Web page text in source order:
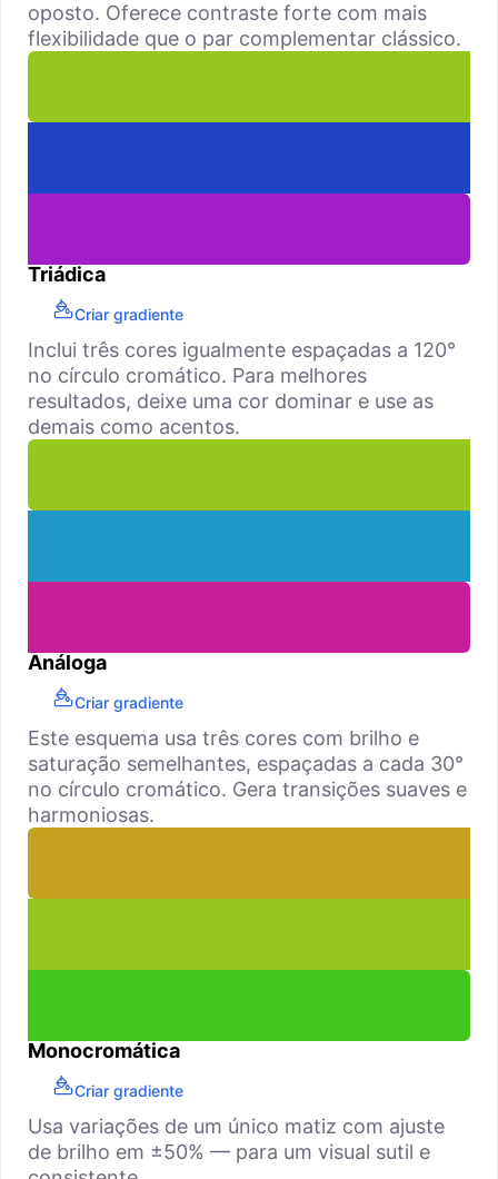
oposto. Oferece contraste forte com mais
flexibilidade que o par complementar clássico.
Triádica
Criar gradiente
Inclui três cores igualmente espaçadas a 120°
no círculo cromático. Para melhores
resultados, deixe uma cor dominar e use as
demais como acentos.
Análoga
Criar gradiente
Este esquema usa três cores com brilho e
saturação semelhantes, espaçadas a cada 30°
no círculo cromático. Gera transições suaves e
harmoniosas.
Monocromática
Criar gradiente
Usa variações de um único matiz com ajuste
de brilho em ±50% — para um visual sutil e